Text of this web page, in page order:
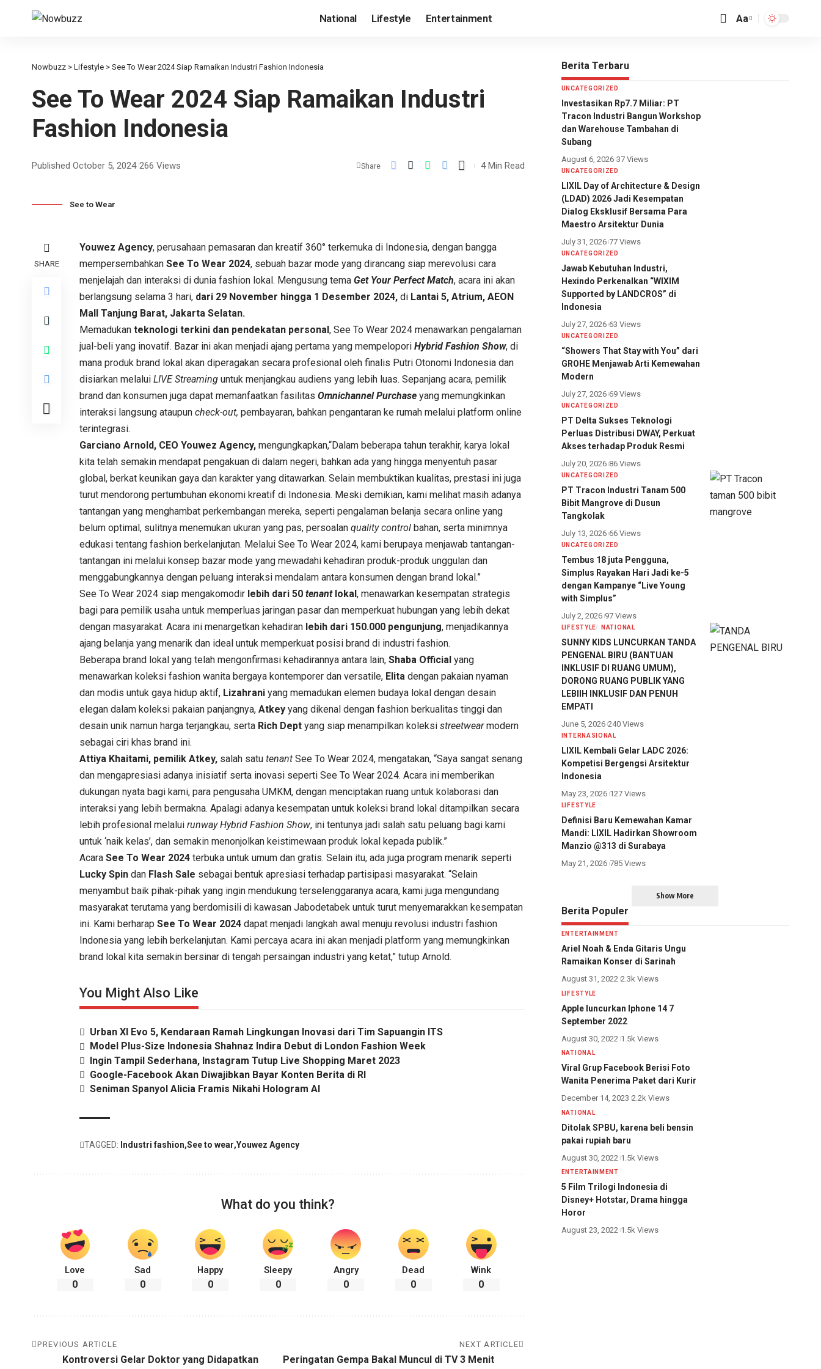
National Lifestyle Entertainment
Font
Aa
Nowbuzz > Lifestyle > See To Wear 2024 Siap Ramaikan Industri Fashion Indonesia
See To Wear 2024 Siap Ramaikan Industri
Fashion Indonesia
Published October 5, 2024 266 Views Share 4 Min Read
See to Wear
SHARE
Youwez Agency, perusahaan pemasaran dan kreatif 360° terkemuka di Indonesia, dengan bangga
mempersembahkan See To Wear 2024, sebuah bazar mode yang dirancang siap merevolusi cara
menjelajah dan interaksi di dunia fashion lokal. Mengusung tema Get Your Perfect Match, acara ini akan
berlangsung selama 3 hari, dari 29 November hingga 1 Desember 2024, di Lantai 5, Atrium, AEON
Mall Tanjung Barat, Jakarta Selatan.
Memadukan teknologi terkini dan pendekatan personal, See To Wear 2024 menawarkan pengalaman
jual-beli yang inovatif. Bazar ini akan menjadi ajang pertama yang mempelopori Hybrid Fashion Show, di
mana produk brand lokal akan diperagakan secara profesional oleh finalis Putri Otonomi Indonesia dan
disiarkan melalui LIVE Streaming untuk menjangkau audiens yang lebih luas. Sepanjang acara, pemilik
brand dan konsumen juga dapat memanfaatkan fasilitas Omnichannel Purchase yang memungkinkan
interaksi langsung ataupun check-out, pembayaran, bahkan pengantaran ke rumah melalui platform online
terintegrasi.
Garciano Arnold, CEO Youwez Agency, mengungkapkan,“Dalam beberapa tahun terakhir, karya lokal
kita telah semakin mendapat pengakuan di dalam negeri, bahkan ada yang hingga menyentuh pasar
global, berkat keunikan gaya dan karakter yang ditawarkan. Selain membuktikan kualitas, prestasi ini juga
turut mendorong pertumbuhan ekonomi kreatif di Indonesia. Meski demikian, kami melihat masih adanya
tantangan yang menghambat perkembangan mereka, seperti pengalaman belanja secara online yang
belum optimal, sulitnya menemukan ukuran yang pas, persoalan quality control bahan, serta minimnya
edukasi tentang fashion berkelanjutan. Melalui See To Wear 2024, kami berupaya menjawab tantangan-
tantangan ini melalui konsep bazar mode yang mewadahi kehadiran produk-produk unggulan dan
menggabungkannya dengan peluang interaksi mendalam antara konsumen dengan brand lokal.”
See To Wear 2024 siap mengakomodir lebih dari 50 tenantlokal, menawarkan kesempatan strategis
bagi para pemilik usaha untuk memperluas jaringan pasar dan memperkuat hubungan yang lebih dekat
dengan masyarakat. Acara ini menargetkan kehadiran lebih dari 150.000 pengunjung, menjadikannya
ajang belanja yang menarik dan ideal untuk memperkuat posisi brand di industri fashion.
Beberapa brand lokal yang telah mengonfirmasi kehadirannya antara lain, Shaba Official yang
menawarkan koleksi fashion wanita bergaya kontemporer dan versatile, Elita dengan pakaian nyaman
dan modis untuk gaya hidup aktif, Lizahrani yang memadukan elemen budaya lokal dengan desain
elegan dalam koleksi pakaian panjangnya, Atkey yang dikenal dengan fashion berkualitas tinggi dan
desain unik namun harga terjangkau, serta Rich Dept yang siap menampilkan koleksi streetwearmodern
sebagai ciri khas brand ini.
Attiya Khaitami, pemilik Atkey, salah satu tenant See To Wear 2024, mengatakan, “Saya sangat senang
dan mengapresiasi adanya inisiatif serta inovasi seperti See To Wear 2024. Acara ini memberikan
dukungan nyata bagi kami, para pengusaha UMKM, dengan menciptakan ruang untuk kolaborasi dan
interaksi yang lebih bermakna. Apalagi adanya kesempatan untuk koleksi brand lokal ditampilkan secara
lebih profesional melalui runway Hybrid Fashion Show, ini tentunya jadi salah satu peluang bagi kami
untuk ‘naik kelas’, dan semakin menonjolkan keistimewaan produk lokal kepada publik.”
Acara See To Wear 2024 terbuka untuk umum dan gratis. Selain itu, ada juga program menarik seperti
Lucky Spin dan Flash Sale sebagai bentuk apresiasi terhadap partisipasi masyarakat. “Selain
menyambut baik pihak-pihak yang ingin mendukung terselenggaranya acara, kami juga mengundang
masyarakat terutama yang berdomisili di kawasan Jabodetabek untuk turut menyemarakkan kesempatan
ini. Kami berharap See To Wear 2024 dapat menjadi langkah awal menuju revolusi industri fashion
Indonesia yang lebih berkelanjutan. Kami percaya acara ini akan menjadi platform yang memungkinkan
brand lokal kita semakin bersinar di tengah persaingan industri yang ketat,” tutup Arnold.
You Might Also Like
Urban XI Evo 5, Kendaraan Ramah Lingkungan Inovasi dari Tim Sapuangin ITS
Model Plus-Size Indonesia Shahnaz Indira Debut di London Fashion Week
Ingin Tampil Sederhana, Instagram Tutup Live Shopping Maret 2023
Google-Facebook Akan Diwajibkan Bayar Konten Berita di RI
Seniman Spanyol Alicia Framis Nikahi Hologram AI
TAGGED: Industri fashion See to wear Youwez Agency
What do you think?
Love
0
Sad
0
Happy
0
Sleepy
0
Angry
0
Dead
0
Wink
0
PREVIOUS ARTICLE
Kontroversi Gelar Doktor yang Didapatkan
NEXT ARTICLE
Peringatan Gempa Bakal Muncul di TV 3 Menit
Berita Terbaru
UNCATEGORIZED
Investasikan Rp7.7 Miliar: PT
Tracon Industri Bangun Workshop
dan Warehouse Tambahan di
Subang
August 6, 2026 37 Views
UNCATEGORIZED
LIXIL Day of Architecture & Design
(LDAD) 2026 Jadi Kesempatan
Dialog Eksklusif Bersama Para
Maestro Arsitektur Dunia
July 31, 2026 77 Views
UNCATEGORIZED
Jawab Kebutuhan Industri,
Hexindo Perkenalkan “WIXIM
Supported by LANDCROS” di
Indonesia
July 27, 2026 63 Views
UNCATEGORIZED
“Showers That Stay with You” dari
GROHE Menjawab Arti Kemewahan
Modern
July 27, 2026 69 Views
UNCATEGORIZED
PT Delta Sukses Teknologi
Perluas Distribusi DWAY, Perkuat
Akses terhadap Produk Resmi
July 20, 2026 86 Views
UNCATEGORIZED
PT Tracon Industri Tanam 500
Bibit Mangrove di Dusun
Tangkolak
July 13, 2026 66 Views
UNCATEGORIZED
Tembus 18 juta Pengguna,
Simplus Rayakan Hari Jadi ke-5
dengan Kampanye “Live Young
with Simplus”
July 2, 2026 97 Views
LIFESTYLE NATIONAL
SUNNY KIDS LUNCURKAN TANDA
PENGENAL BIRU (BANTUAN
INKLUSIF DI RUANG UMUM),
DORONG RUANG PUBLIK YANG
LEBIIH INKLUSIF DAN PENUH
EMPATI
June 5, 2026 240 Views
INTERNASIONAL
LIXIL Kembali Gelar LADC 2026:
Kompetisi Bergengsi Arsitektur
Indonesia
May 23, 2026 127 Views
LIFESTYLE
Definisi Baru Kemewahan Kamar
Mandi: LIXIL Hadirkan Showroom
Manzio @313 di Surabaya
May 21, 2026 785 Views
Show More
Berita Populer
ENTERTAINMENT
Ariel Noah & Enda Gitaris Ungu
Ramaikan Konser di Sarinah
August 31, 2022 2.3k Views
LIFESTYLE
Apple luncurkan Iphone 14 7
September 2022
August 30, 2022 1.5k Views
NATIONAL
Viral Grup Facebook Berisi Foto
Wanita Penerima Paket dari Kurir
December 14, 2023 2.2k Views
NATIONAL
Ditolak SPBU, karena beli bensin
pakai rupiah baru
August 30, 2022 1.5k Views
ENTERTAINMENT
5 Film Trilogi Indonesia di
Disney+ Hotstar, Drama hingga
Horor
August 23, 2022 1.5k Views